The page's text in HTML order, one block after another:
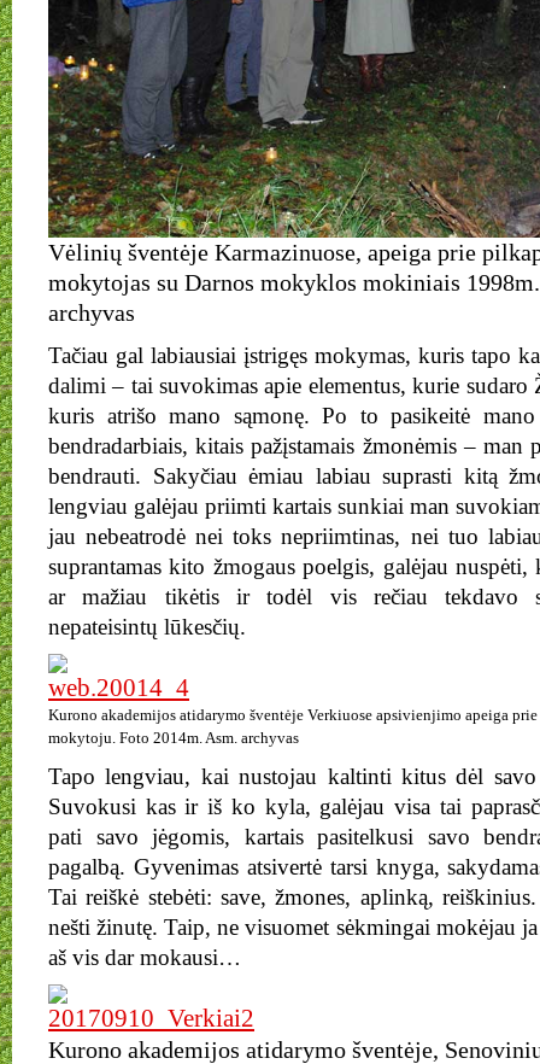
Vėlinių šventėje Karmazinuose, apeiga prie
mokytojas su Darnos mokyklos mokiniais
archyvas
Tačiau gal labiausiai įstrigęs mokymas, kuris tapo
dalimi – tai suvokimas apie elementus, kurie sudaro
kuris atrišo mano sąmonę. Po to pasikeitė
bendradarbiais, kitais pažįstamais žmonėmis – man
bendrauti. Sakyčiau ėmiau labiau suprasti kitą
lengviau galėjau priimti kartais sunkiai man
jau nebeatrodė nei toks nepriimtinas, nei tuo
suprantamas kito žmogaus poelgis, galėjau
ar mažiau tikėtis ir todėl vis rečiau tekdavo
nepateisintų lūkesčių.
Kurono akademijos atidarymo šventėje Verkiuose apsivienjimo apeiga
mokytoju. Foto 2014m. Asm. archyvas
Tapo lengviau, kai nustojau kaltinti kitus dėl
Suvokusi kas ir iš ko kyla, galėjau visa tai
pati savo jėgomis, kartais pasitelkusi savo
pagalbą. Gyvenimas atsivertė tarsi knyga,
Tai reiškė stebėti: save, žmones, aplinką,
nešti žinutę. Taip, ne visuomet sėkmingai mokėjau
aš vis dar mokausi…
Kurono akademijos atidarymo šventėje,